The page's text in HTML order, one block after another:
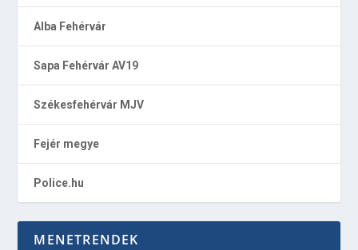
Alba Fehérvár
Sapa Fehérvár AV19
Székesfehérvár MJV
Fejér megye
Police.hu
MENETRENDEK